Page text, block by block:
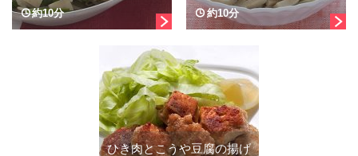
約10分 約10分
ひき肉とこうや豆腐の揚げ